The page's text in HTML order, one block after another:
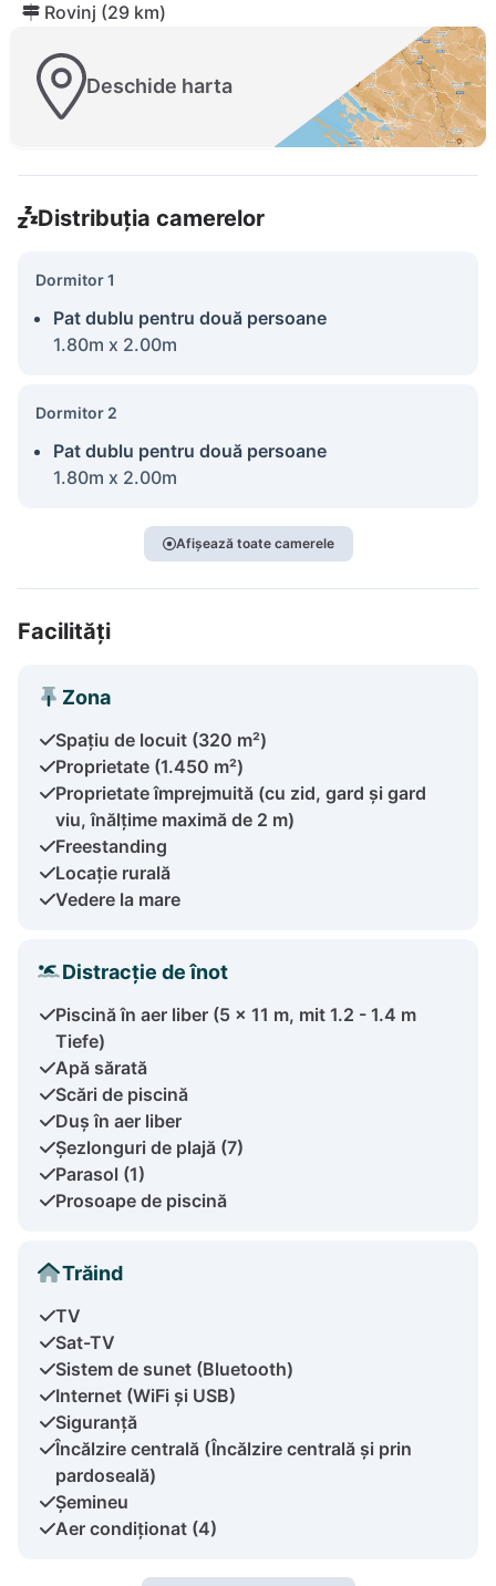
Rovinj (29 km)
Deschide harta
Distribuția camerelor
Dormitor 1
Pat dublu pentru două persoane
1.80m x 2.00m
Dormitor 2
Pat dublu pentru două persoane
1.80m x 2.00m
Afișează toate camerele
Facilități
Zona
Spațiu de locuit (320 m²)
Proprietate (1.450 m²)
Proprietate împrejmuită (cu zid, gard și gard
viu, înălțime maximă de 2 m)
Freestanding
Locație rurală
Vedere la mare
Distracție de înot
Piscină în aer liber (5 x 11 m, mit 1.2 - 1.4 m
Tiefe)
Apă sărată
Scări de piscină
Duș în aer liber
Șezlonguri de plajă (7)
Parasol (1)
Prosoape de piscină
Trăind
TV
Sat-TV
Sistem de sunet (Bluetooth)
Internet (WiFi și USB)
Siguranță
Încălzire centrală (Încălzire centrală și prin
pardoseală)
Șemineu
Aer condiționat (4)